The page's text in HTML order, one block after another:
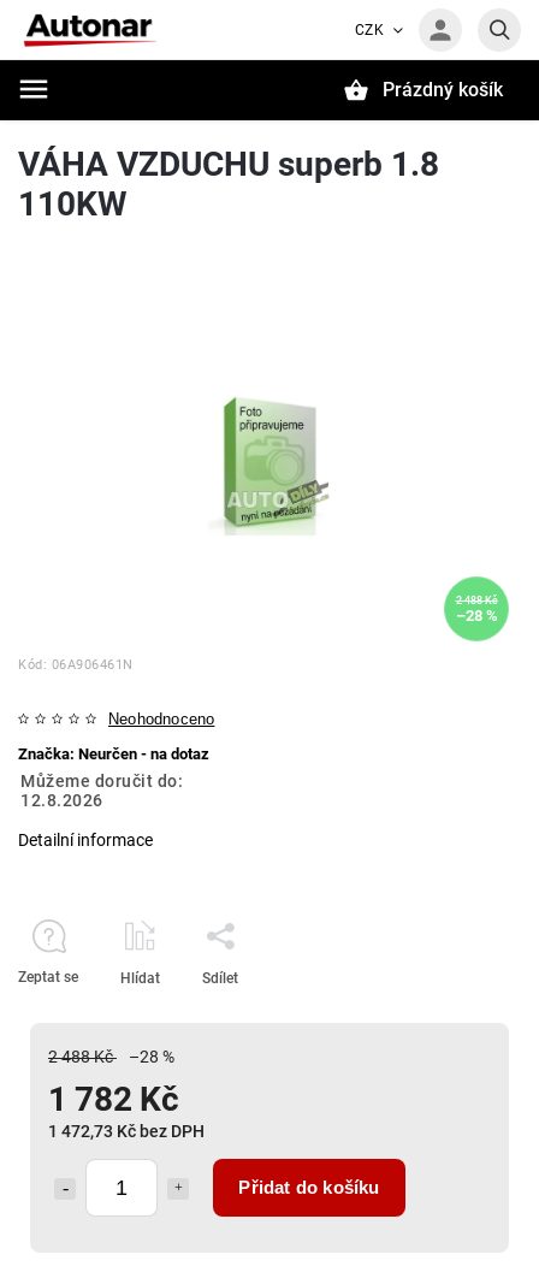
CZK
Prázdný košík
VÁHA VZDUCHU superb 1.8
110KW
2 488 Kč
–28 %
Kód: 06A906461N
Neohodnoceno
Značka: Neurčen - na dotaz
2 488 Kč –28 %
1 782 Kč
1 472,73 Kč bez DPH
Přidat do košíku
Můžeme doručit do:
12.8.2026
Detailní informace
Zeptat se Hlídat Sdílet